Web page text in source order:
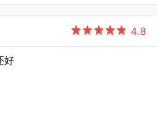
4.8

好